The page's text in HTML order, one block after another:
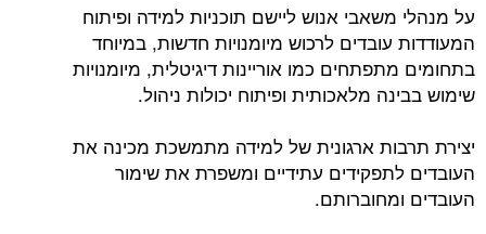
על מנהלי משאבי אנוש ליישם תוכניות למידה ופיתוח
המעודדות עובדים לרכוש מיומנויות חדשות, במיוחד
בתחומים מתפתחים כמו אוריינות דיגיטלית, מיומנויות
שימוש בבינה מלאכותית ופיתוח יכולות ניהול.
יצירת תרבות ארגונית של למידה מתמשכת מכינה את
העובדים לתפקידים עתידיים ומשפרת את שימור
העובדים ומחוברותם.